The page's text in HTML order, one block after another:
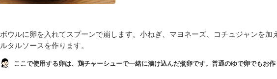
ボウルに卵を入れてスプーンで崩します。小ねぎ、マヨネーズ、コチュジャンを加
ルタルソースを作ります。
ここで使用する卵は、鶏チャーシューで一緒に漬け込んだ煮卵です。普通のゆで卵でもお作